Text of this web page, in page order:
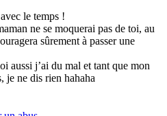
le temps !
ne se moquerai pas de toi, au
sûrement à passer une
aussi j’ai du mal et tant que mon
je ne dis rien hahaha